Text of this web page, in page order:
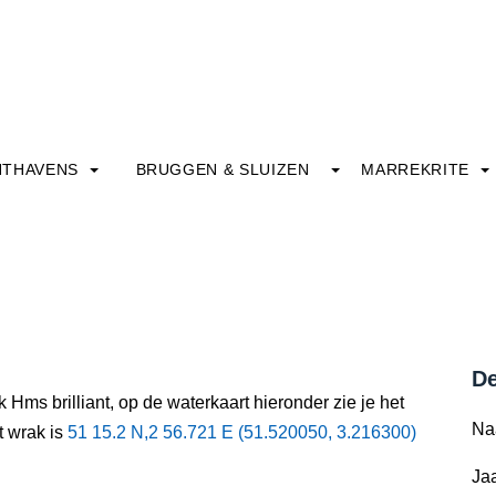
BRUGGEN & SLUIZEN MARREKRITE
brilliant, op de waterkaart hieronder zie je het
wrak is 51 15.2 N,2 56.721 E (51.520050, 3.216300)